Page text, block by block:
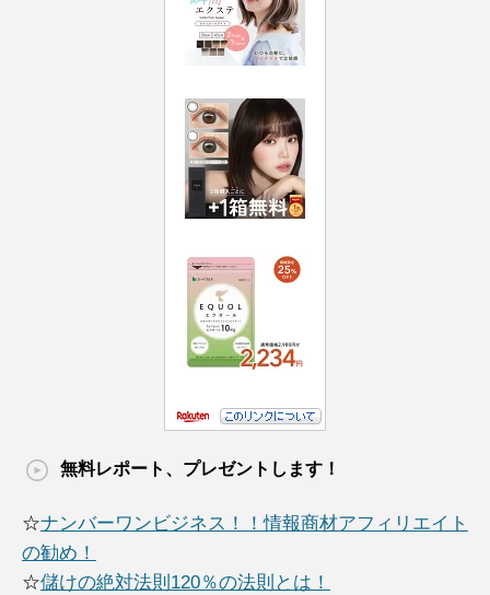
無料レポート、プレゼントします！
☆ナンバーワンビジネス！！情報商材アフィリエイト
の勧め！
☆儲けの絶対法則120％の法則とは！